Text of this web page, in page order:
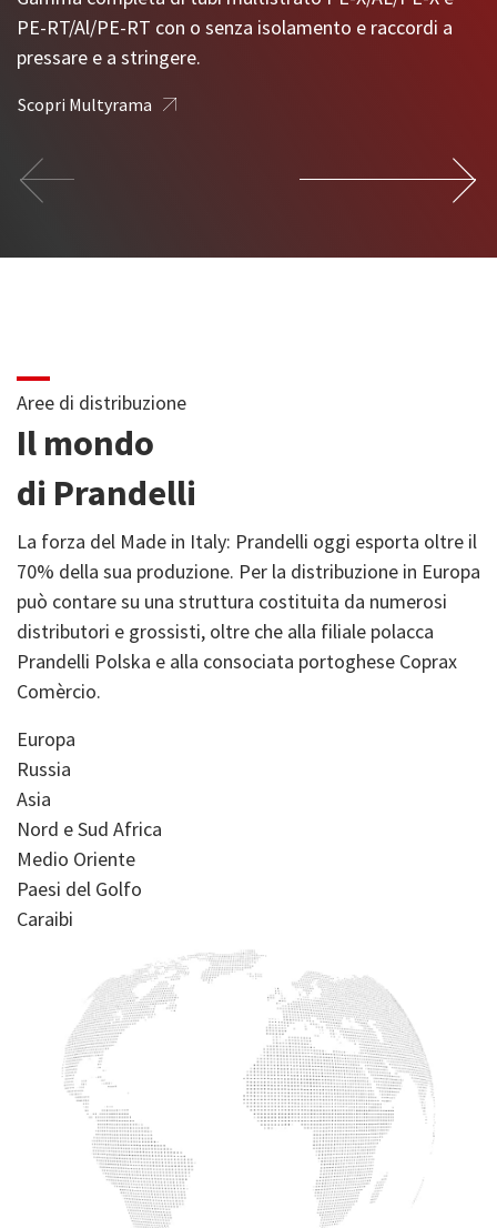
PE-RT/Al/PE-RT con o senza isolamento e raccordi a
pressare e a stringere.
Scopri Multyrama
Gamma completa di tubi e raccordi per il trasporto di
fluidi freddi e caldi in pressione.
Scopri Coprax
Sistema completo di tubi in PE-X e raccordi a stringere.
Scopri Tuborama
Aree di distribuzione
Il mondo
di Prandelli
La forza del Made in Italy: Prandelli oggi esporta oltre il
70% della sua produzione. Per la distribuzione in Europa
può contare su una struttura costituita da numerosi
distributori e grossisti, oltre che alla filiale polacca
Prandelli Polska e alla consociata portoghese Coprax
Comèrcio.
Europa
Russia
Asia
Nord e Sud Africa
Medio Oriente
Paesi del Golfo
Caraibi